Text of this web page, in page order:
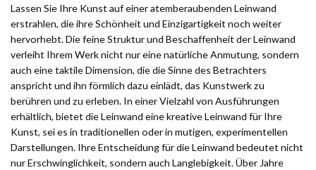
Lassen Sie Ihre Kunst auf einer atemberaubenden Leinwand
erstrahlen, die ihre Schönheit und Einzigartigkeit noch weiter
hervorhebt. Die feine Struktur und Beschaffenheit der Leinwand
verleiht Ihrem Werk nicht nur eine natürliche Anmutung, sondern
auch eine taktile Dimension, die die Sinne des Betrachters
anspricht und ihn förmlich dazu einlädt, das Kunstwerk zu
berühren und zu erleben. In einer Vielzahl von Ausführungen
erhältlich, bietet die Leinwand eine kreative Leinwand für Ihre
Kunst, sei es in traditionellen oder in mutigen, experimentellen
Darstellungen. Ihre Entscheidung für die Leinwand bedeutet nicht
nur Erschwinglichkeit, sondern auch Langlebigkeit. Über Jahre